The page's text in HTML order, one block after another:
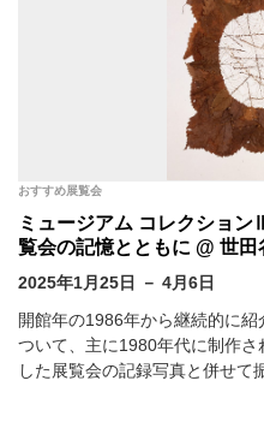
おすすめ展覧会
ミュージアム コレクショ
覧会の記憶とともに @ 世田
2025年1月25日 － 4月6日
開館年の1986年から継続的に
ついて、主に1980年代に制作
した展覧会の記録写真と併せて